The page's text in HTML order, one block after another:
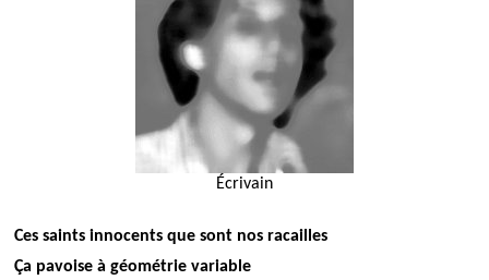
Écrivain
Ces saints innocents que sont nos racailles
Ça pavoise à géométrie variable